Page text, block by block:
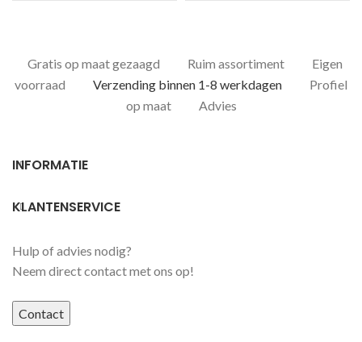
Gratis op maat gezaagd Ruim assortiment
Eigen
voorraad
Verzending binnen 1-8 werkdagen
Profiel
op maat
Advies
INFORMATIE
KLANTENSERVICE
Hulp of advies nodig?
Neem direct contact met ons op!
Contact